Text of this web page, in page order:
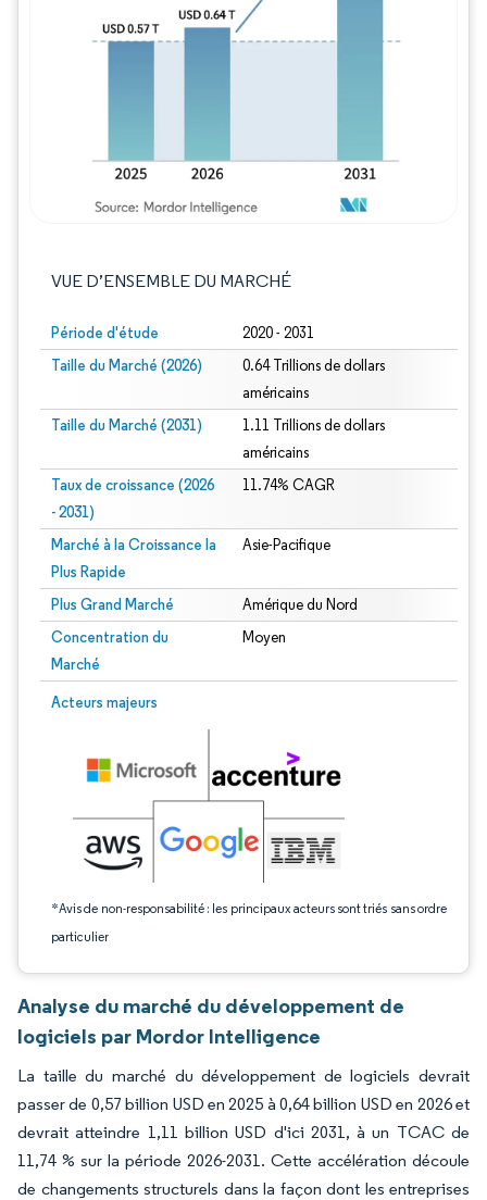
VUE D’ENSEMBLE DU MARCHÉ
Période d'étude 2020 - 2031
Taille du Marché (2026)
0.64 Trillions de dollars
américains
Taille du Marché (2031)
1.11 Trillions de dollars
américains
Taux de croissance (2026
- 2031)
11.74% CAGR
Marché à la Croissance la
Plus Rapide
Asie-Pacifique
Plus Grand Marché Amérique du Nord
Concentration du
Marché
Moyen
Acteurs majeurs
*Avis de non-responsabilité : les principaux acteurs sont triés sans ordre
particulier
Image © Mordor Intelligence. La réutilisation nécessite une attribution sous CC
Image © Mordor Intelligence. La
Analyse du marché du développement de
logiciels par Mordor Intelligence
La taille du marché du développement de logiciels devrait
passer de 0,57 billion USD en 2025 à 0,64 billion USD en 2026 et
devrait atteindre 1,11 billion USD d'ici 2031, à un TCAC de
11,74 % sur la période 2026-2031. Cette accélération découle
de changements structurels dans la façon dont les entreprises